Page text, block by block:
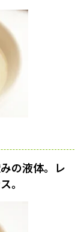
の液体。レ
。